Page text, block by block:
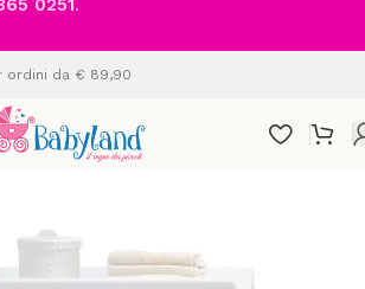
0251.
ordini da € 89,90